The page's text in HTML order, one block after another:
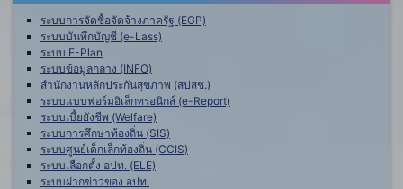
ระบบการจัดซื้อจัดจ้างภาครัฐ (EGP)
ระบบบันทึกบัญชี (e-Lass)
ระบบ E-Plan
ระบบข้อมูลกลาง (INFO)
สำนักงานหลักประกันสุขภาพ (สปสช.)
ระบบแบบฟอร์มอิเล็กทรอนิกส์ (e-Report)
ระบบเบี้ยยังชีพ (Welfare)
ระบบการศึกษาท้องถิ่น (SIS)
ระบบศูนย์เด็กเล็กท้องถิ่น (CCIS)
ระบบเลือกตั้ง อปท. (ELE)
ระบบฝากข่าวของ อปท.